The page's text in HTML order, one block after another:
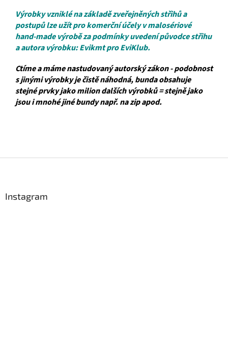
Výrobky vzniklé na základě zveřejněných střihů a
postupů lze užít pro komerční účely v malosériové
hand-made výrobě za podmínky uvedení původce střihu
a autora výrobku: Evikmt pro EviKlub.
Ctíme a máme nastudovaný autorský zákon - podobnost
s jinými výrobky je čistě náhodná, bunda obsahuje
stejné prvky jako milion dalších výrobků = stejně jako
jsou i mnohé jiné bundy např. na zip apod.
Instagram